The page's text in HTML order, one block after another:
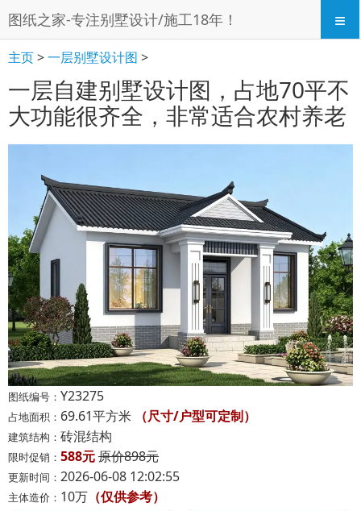
图纸之家-专注别墅设计/施工18年！ ≡
主页>一层别墅设计图 >
一层自建别墅设计图，占地70平不
大功能很齐全，非常适合农村养老
图纸编号： Y23275
占地面积： 69.61平方米 （尺寸/户型可定制）
建筑结构： 砖混结构
限时促销： 588元原价898元
更新时间： 2026-06-08 12:02:55
主体造价： 10万 （仅供参考）